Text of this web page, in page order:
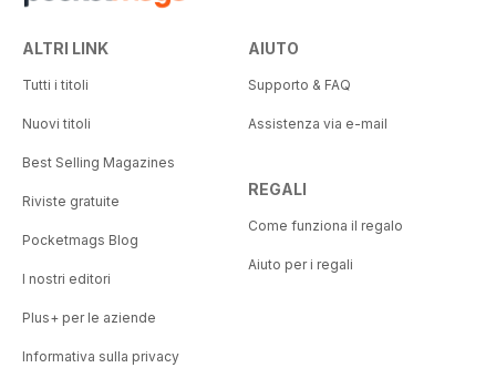
ALTRI LINK
Tutti i titoli
Nuovi titoli
Best Selling Magazines
Riviste gratuite
Pocketmags Blog
I nostri editori
Plus+ per le aziende
Informativa sulla privacy
AIUTO
Supporto & FAQ
Assistenza via e-mail
REGALI
Come funziona il regalo
Aiuto per i regali